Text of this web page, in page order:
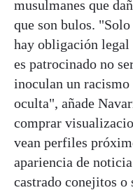
musulmanes que
que son bulos.
hay obligación legal
es patrocinado no
inoculan un racismo
oculta", añade
comprar
vean perfiles
apariencia de
castrado conejitos o